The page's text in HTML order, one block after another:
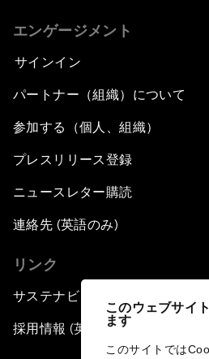
このウェブサイ
ます
このサイトでは
エンゲージメント
サインイン
パートナー（組織）について
参加する（個人、組織）
プレスリリース登録
ニュースレター購読
連絡先 (英語のみ)
リンク
サステナビリティへの取り組み
採用情報 (英語のみ)